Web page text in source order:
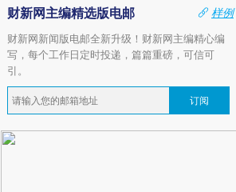
财新网主编精选版电邮
样例
财新网新闻版电邮全新升级！财新网主编精心编
写，每个工作日定时投递，篇篇重磅，可信可
引。
订阅